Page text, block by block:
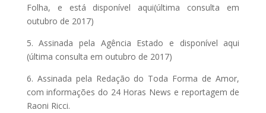
Folha, e está disponível aqui(última consulta em
outubro de 2017)
5. Assinada pela Agência Estado e disponível aqui
(última consulta em outubro de 2017)
6. Assinada pela Redação do Toda Forma de Amor,
com informações do 24 Horas News e reportagem de
Raoni Ricci.